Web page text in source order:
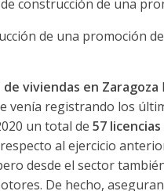
de una promoción
viviendas en Zaragoza
venía registrando los
un total de 57
respecto al ejercicio
desde el sector
De hecho,